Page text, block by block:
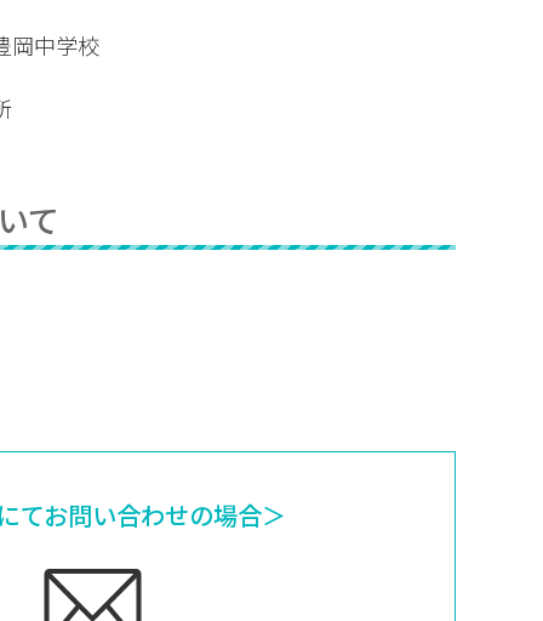
岡中学校
て
てお問い合わせの場合＞